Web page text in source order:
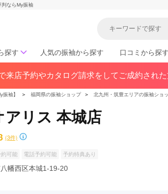
ならMy振袖
探す
北
青森県(41)
岩手県(30)
関東
東京都(383)
静岡県(148)
三重県(76)
長野県(80)
人気の振袖から探す 口コミから探す
来店予約やカタログ請求をしてご成約され
振袖】 ＞ 福岡県の振袖ショップ ＞ 北九州・筑豊エリアの振袖ショ
アリス 本城店
(3件)
約可能 電話予約可能 予約特典あり
幡西区本城1-19-20